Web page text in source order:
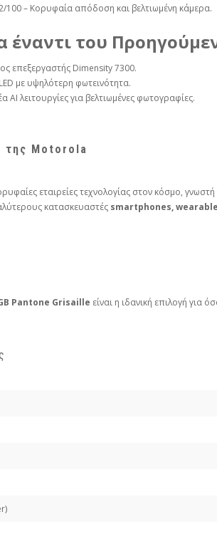
100 – Κορυφαία απόδοση και βελτιωμένη κάμερα.
έναντι του
επεξεργαστής Dimensity 7300.
με υψηλότερη φωτεινότητα.
AI λειτουργίες για βελτιωμένες φωτογραφίες.
της Motorola
εταιρείες τεχνολογίας στον κόσμο, γνωστή
κατασκευαστές smartphones,
Pantone Grisaille είναι η ιδανική επιλογή για